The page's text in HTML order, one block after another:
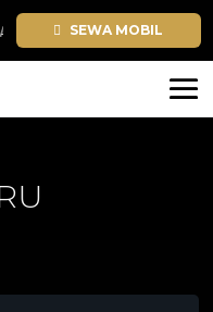
SEWA MOBIL